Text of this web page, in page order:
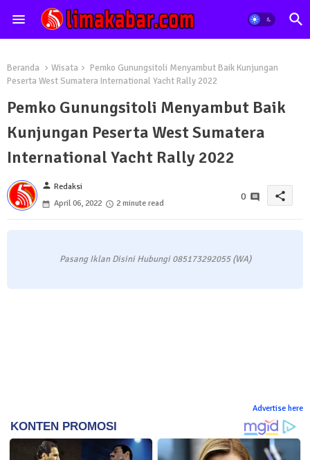
Beranda Wisata
Pemko Gunungsitoli Menyambut Baik Kunjungan
Peserta West Sumatera International Yacht Rally 2022
Pemko Gunungsitoli Menyambut Baik
Kunjungan Peserta West Sumatera
International Yacht Rally 2022
person Redaksi
April 06, 2022
2 minute read
0 share
Pasang Iklan Disini Hubungi 085173292055 (WA)
Advertise here